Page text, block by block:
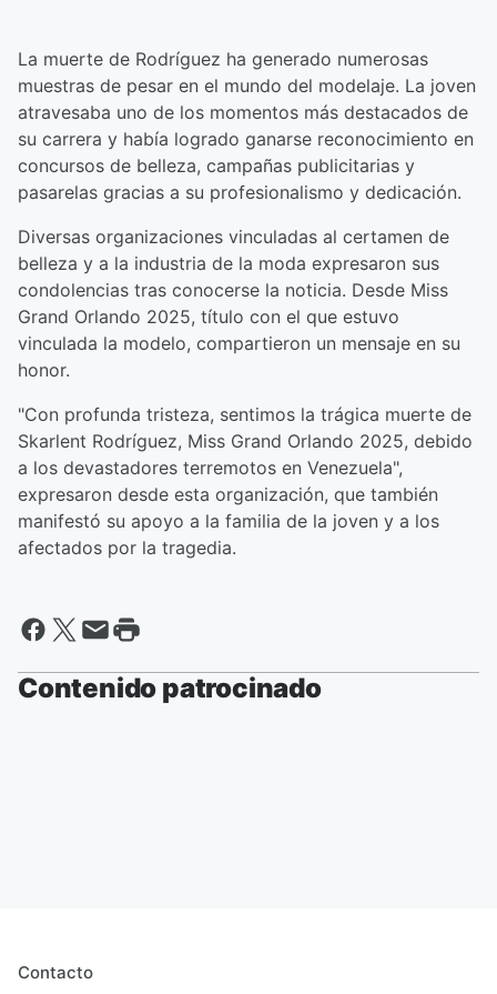
La muerte de Rodríguez ha generado numerosas
muestras de pesar en el mundo del modelaje. La joven
atravesaba uno de los momentos más destacados de
su carrera y había logrado ganarse reconocimiento en
concursos de belleza, campañas publicitarias y
pasarelas gracias a su profesionalismo y dedicación.
Diversas organizaciones vinculadas al certamen de
belleza y a la industria de la moda expresaron sus
condolencias tras conocerse la noticia. Desde Miss
Grand Orlando 2025, título con el que estuvo
vinculada la modelo, compartieron un mensaje en su
honor.
"Con profunda tristeza, sentimos la trágica muerte de
Skarlent Rodríguez, Miss Grand Orlando 2025, debido
a los devastadores terremotos en Venezuela",
expresaron desde esta organización, que también
manifestó su apoyo a la familia de la joven y a los
afectados por la tragedia.
Contenido patrocinado
Contacto